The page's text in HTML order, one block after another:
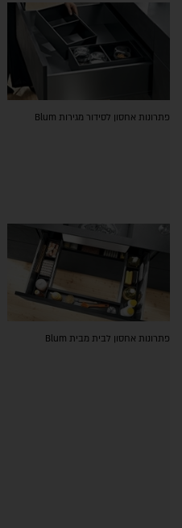
פתרונות אחסון לסידור מגירות Blum
פתרונות אחסון לבית מבית Blum